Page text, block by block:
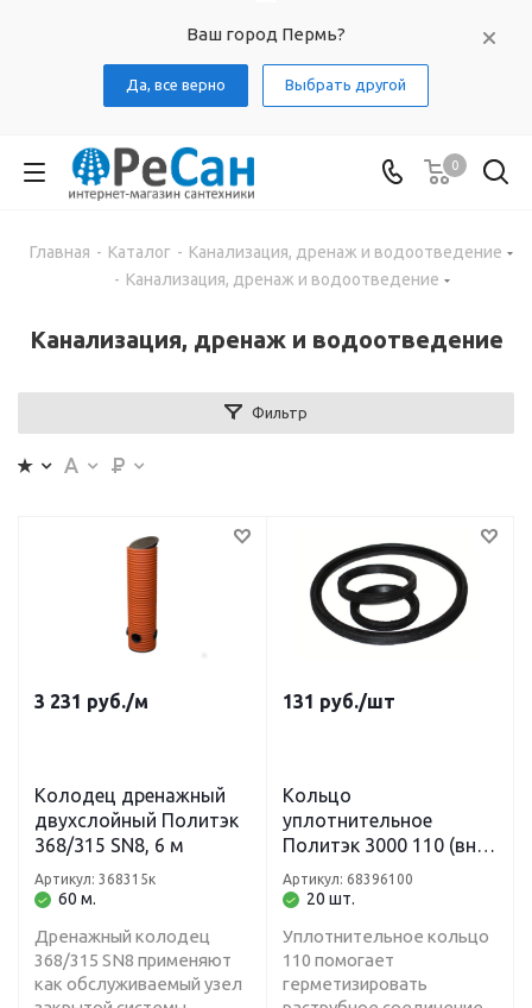
Ваш город Пермь?
Да, все верно Выбрать другой
0
Главная - Каталог - Канализация, дренаж и водоотведение
- Канализация, дренаж и водоотведение
Канализация, дренаж и водоотведение
Фильтр
3 231 руб./м
Колодец дренажный
двухслойный Политэк
368/315 SN8, 6 м
60 м.
Артикул: 368315к
Дренажный колодец
368/315 SN8 применяют
как обслуживаемый узел
131 руб./шт
Кольцо
уплотнительное
Политэк 3000 110 (вн/
нар)
20 шт.
Артикул: 68396100
Уплотнительное кольцо
110 помогает
герметизировать